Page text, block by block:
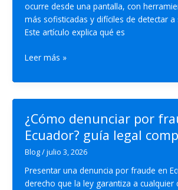
ocurre desde una pantalla, con
más sofisticadas y difíciles de detectar a
Este artículo explica qué es
Tipos
estafas
cómo
reconocerlas
y
protegerte
Leer más »
¿Cómo denunciar por
Ecuador? guía legal
Blog/julio 3, 2026
Presentar una denuncia por fraude en
derecho que la ley garantiza a cualquier